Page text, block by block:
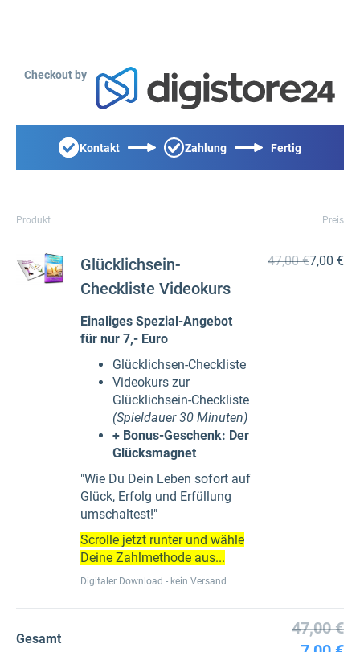
Checkout by
Kontakt Zahlung Fertig
Produkt Preis
Glücklichsein-
Checkliste Videokurs
Einaliges Spezial-Angebot
für nur 7,- Euro
Glücklichsen-Checkliste
Videokurs zur
Glücklichsein-Checkliste
(Spieldauer 30 Minuten)
+ Bonus-Geschenk: Der
Glücksmagnet
"Wie Du Dein Leben sofort auf
Glück, Erfolg und Erfüllung
umschaltest!"
Scrolle jetzt runter und wähle
Deine Zahlmethode aus...
Digitaler Download - kein Versand
47,00 €7,00 €
Gesamt
47,00 €